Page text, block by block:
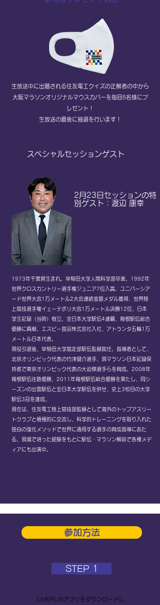
生放送中に出題される住友電工クイズの正解者の中から
大阪マラソンオリジナルマウスカバーを毎回5名様にプ
レゼント！
​生放送の最後に抽選を行います！
2月23日セッションの特
別ゲスト：渡辺 康幸
1973年千葉県生まれ。早稲田大学人間科学部卒業。1992年
世界クロスカントリー選手権ジュニア7位入賞。ユニバーシア
ード世界大会1万メートル2大会連続金銀メダル獲得、世界陸
上競技選手権イェーテボリ大会1万メートル決勝12位、日本
学生記録（当時）樹立。全日本大学駅伝4連覇、箱根駅伝総合
優勝に貢献。エスビー食品株式会社入社、アトランタ五輪1万
メートル日本代表。
現役引退後、早稲田大学競走部駅伝監督就任。指導者として、
北京オリンピック代表の竹澤健介選手、現マラソン日本記録保
持者で東京オリンピック代表の大迫傑選手らを育成。2008年
箱根駅伝往路優勝、2011年箱根駅伝総合優勝を果たし、同シ
ーズンの出雲駅伝と全日本大学駅伝を併せ、史上3校目の大学
駅伝3冠を達成。
現在は、住友電工陸上競技部監督として海外のトップアスリー
トクラブと積極的に交流し、科学的トレーニングを取り入れた
独自の強化メソッドで世界に通用する選手の育成指導にあた
る。現場で培った経験をもとに駅伝・マラソン解説で各種メデ
ィアにも出演中。
スペシャルセッションゲスト
参加方法
STEP 1
LIVERUNアプリをダウンロードし